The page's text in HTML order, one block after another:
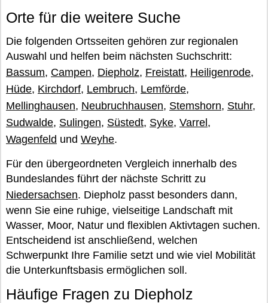
Orte für die weitere Suche
Die folgenden Ortsseiten gehören zur regionalen
Auswahl und helfen beim nächsten Suchschritt:
Bassum, Campen, Diepholz, Freistatt, Heiligenrode,
Hüde, Kirchdorf, Lembruch, Lemförde,
Mellinghausen, Neubruchhausen, Stemshorn, Stuhr,
Sudwalde, Sulingen, Süstedt, Syke, Varrel,
Wagenfeld und Weyhe.
Für den übergeordneten Vergleich innerhalb des
Bundeslandes führt der nächste Schritt zu
Niedersachsen. Diepholz passt besonders dann,
wenn Sie eine ruhige, vielseitige Landschaft mit
Wasser, Moor, Natur und flexiblen Aktivtagen suchen.
Entscheidend ist anschließend, welchen
Schwerpunkt Ihre Familie setzt und wie viel Mobilität
die Unterkunftsbasis ermöglichen soll.
Häufige Fragen zu Diepholz